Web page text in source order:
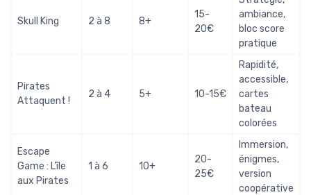
Skull King 2 à 8 8+
15-
20€
ambiance,
bloc score
pratique
Pirates
Attaquent !
2 à 4 5+ 10-15€
Rapidité,
accessible,
cartes
bateau
colorées
Escape
Game : L’île
aux Pirates
1 à 6 10+
20-
25€
Immersion,
énigmes,
version
coopérative